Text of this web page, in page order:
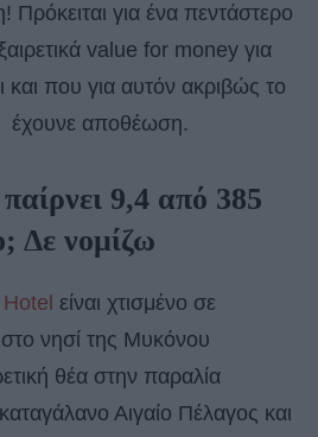
Πρόκειται για ένα πεντάστερο
value for money για
που για αυτόν ακριβώς το
έχουνε αποθέωση.
9,4 από 385
Δε νομίζω
είναι χτισμένο σε
στο νησί της Μυκόνου
θέα στην παραλία
Αιγαίο Πέλαγος και